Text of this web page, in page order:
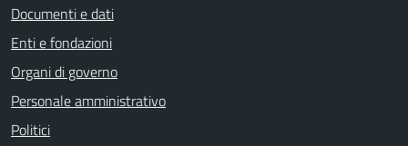
Documenti e dati
Enti e fondazioni
Organi di governo
Personale amministrativo
Politici